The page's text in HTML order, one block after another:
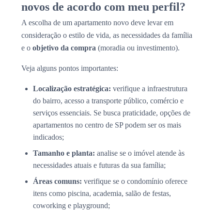
novos de acordo com meu perfil?
A escolha de um apartamento novo deve levar em
consideração o estilo de vida, as necessidades da família
e o objetivo da compra (moradia ou investimento).
Veja alguns pontos importantes:
Localização estratégica: verifique a infraestrutura
do bairro, acesso a transporte público, comércio e
serviços essenciais. Se busca praticidade, opções de
apartamentos no centro de SP podem ser os mais
indicados;
Tamanho e planta: analise se o imóvel atende às
necessidades atuais e futuras da sua família;
Áreas comuns: verifique se o condomínio oferece
itens como piscina, academia, salão de festas,
coworking e playground;